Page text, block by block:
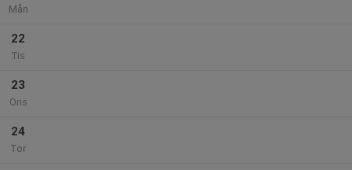
Mån
22
Tis
23
Ons
24
Tor